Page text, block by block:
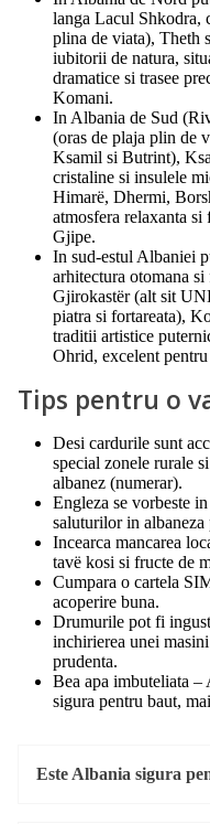
langa Lacul Shkodra,
plina de viata), Theth
iubitorii de natura,
dramatice si trasee
Komani.
In Albania de Sud
(oras de plaja plin de
Ksamil si Butrint),
cristaline si insulele
Himarë, Dhermi,
atmosfera relaxanta si
Gjipe.
In sud-estul Albaniei
arhitectura otomana si
Gjirokastër (alt sit
piatra si fortareata),
traditii artistice
Ohrid, excelent
Tips pentru o
Desi cardurile sunt
special zonele rurale
albanez (numerar).
Engleza se vorbeste
saluturilor in albaneza
Incearca mancarea
tavë kosi si fructe de
Cumpara o cartela
acoperire buna.
Drumurile pot fi
inchirierea unei
prudenta.
Bea apa imbuteliata –
sigura pentru baut,
Este Albania sigura